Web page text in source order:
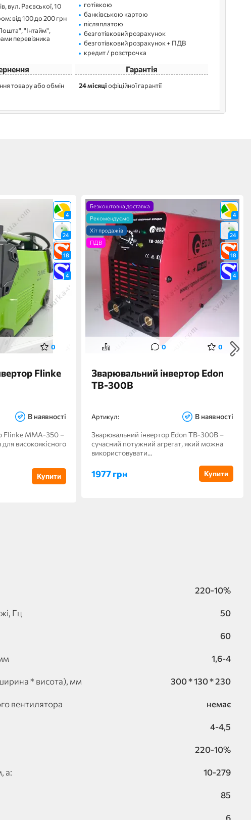
вул. Раєвської, 10
від 100 до 200 грн
"Інтайм",
перевізника
готівкою
банківською картою
післяплатою
безготівковий розрахунок
безготівковий розрахунок + ПДВ
кредит / розстрочка
товару або обмін
Гарантія
24 місяціофіційної гарантії
4
24
18
4
0
Flinke
В наявності
Flinke MMA-350 –
високоякісного
Купити
4
24
18
4
Безкоштовна доставка
Рекомендуємо
Хіт продажів
ПДВ
0 0
Зварювальний інвертор Edon
TB-300B
Артикул: В наявності
Зварювальний інвертор Edon TB-300B –
сучасний потужний агрегат, який можна
використовувати...
1977 грн Купити
220-10%
Гц 50
60
1,6-4
* висота), мм 300 * 130 * 230
вентилятора немає
4-4,5
220-10%
а: 10-279
85
6